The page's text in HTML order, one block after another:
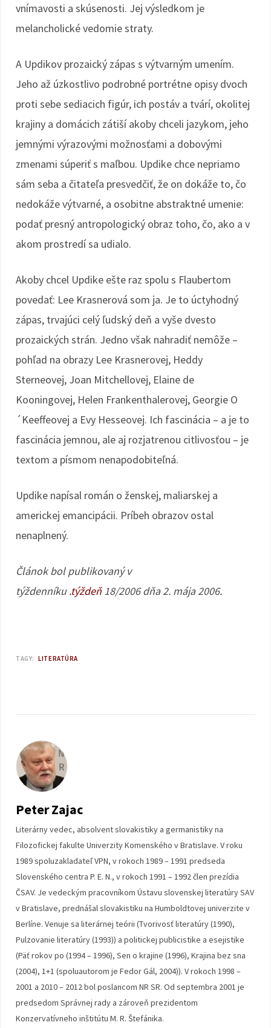
vnímavosti a skúsenosti. Jej výsledkom je
melancholické vedomie straty.
A Updikov prozaický zápas s výtvarným umením.
Jeho až úzkostlivo podrobné portrétne opisy dvoch
proti sebe sediacich figúr, ich postáv a tvárí, okolitej
krajiny a domácich zátiší akoby chceli jazykom, jeho
jemnými výrazovými možnosťami a dobovými
zmenami súperiť s maľbou. Updike chce nepriamo
sám seba a čitateľa presvedčiť, že on dokáže to, čo
nedokáže výtvarné, a osobitne abstraktné umenie:
podať presný antropologický obraz toho, čo, ako a v
akom prostredí sa udialo.
Akoby chcel Updike ešte raz spolu s Flaubertom
povedať: Lee Krasnerová som ja. Je to úctyhodný
zápas, trvajúci celý ľudský deň a vyše dvesto
prozaických strán. Jedno však nahradiť nemôže –
pohľad na obrazy Lee Krasnerovej, Heddy
Sterneovej, Joan Mitchellovej, Elaine de
Kooningovej, Helen Frankenthalerovej, Georgie O
´Keeffeovej a Evy Hesseovej. Ich fascinácia – a je to
fascinácia jemnou, ale aj rozjatrenou citlivosťou – je
textom a písmom nenapodobiteľná.
Updike napísal román o ženskej, maliarskej a
americkej emancipácii. Príbeh obrazov ostal
nenaplnený.
Článok bol publikovaný v
týždenníku.týždeň18/2006 dňa 2. mája 2006.
TAGY: LITERATÚRA
Peter Zajac
Literárny vedec, absolvent slovakistiky a germanistiky na
Filozofickej fakulte Univerzity Komenského v Bratislave. V roku
1989 spoluzakladateľ VPN, v rokoch 1989 – 1991 predseda
Slovenského centra P. E. N., v rokoch 1991 – 1992 člen prezídia
ČSAV. Je vedeckým pracovníkom Ústavu slovenskej literatúry SAV
v Bratislave, prednášal slovakistiku na Humboldtovej univerzite v
Berlíne. Venuje sa literárnej teórii (Tvorivosť literatúry (1990),
Pulzovanie literatúry (1993)) a politickej publicistike a esejistike
(Päť rokov po (1994 – 1996), Sen o krajine (1996), Krajina bez sna
(2004), 1+1 (spoluautorom je Fedor Gál, 2004)). V rokoch 1998 –
2001 a 2010 – 2012 bol poslancom NR SR. Od septembra 2001 je
predsedom Správnej rady a zároveň prezidentom
Konzervatívneho inštitútu M. R. Štefánika.